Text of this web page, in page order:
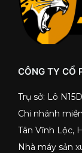
CÔNG TY CỔ
Trụ sở: Lô
Chi nhánh
Tân Vĩnh Lộc,
Nhà máy sản